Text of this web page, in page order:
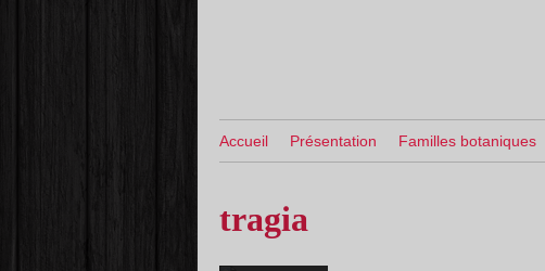
Accueil Présentation Familles botaniques
tragia